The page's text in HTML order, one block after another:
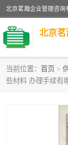
北京茗
当前位置： 首页 >
些材料 办理手续有
烟道清洗资质
防爆电气维